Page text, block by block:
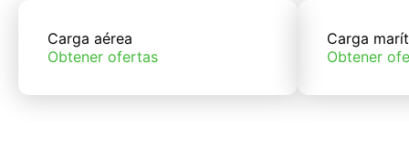
Carga aérea
Obtener ofertas
Carga
Obtener